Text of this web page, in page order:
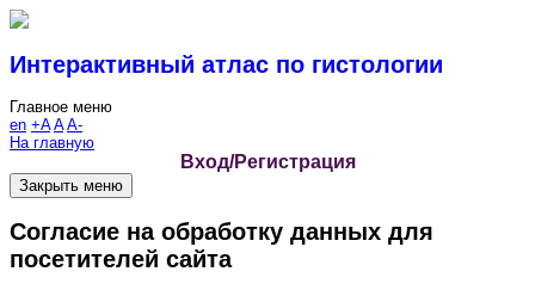
Интерактивный атлас по гистологии
Главное меню
en +A A A-
На главную
Вход/Регистрация
Закрыть меню
Согласие на обработку данных для
посетителей сайта